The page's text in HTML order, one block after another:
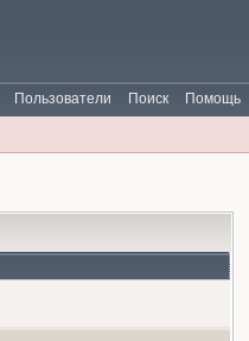
Помощь
Поиск
Пользователи